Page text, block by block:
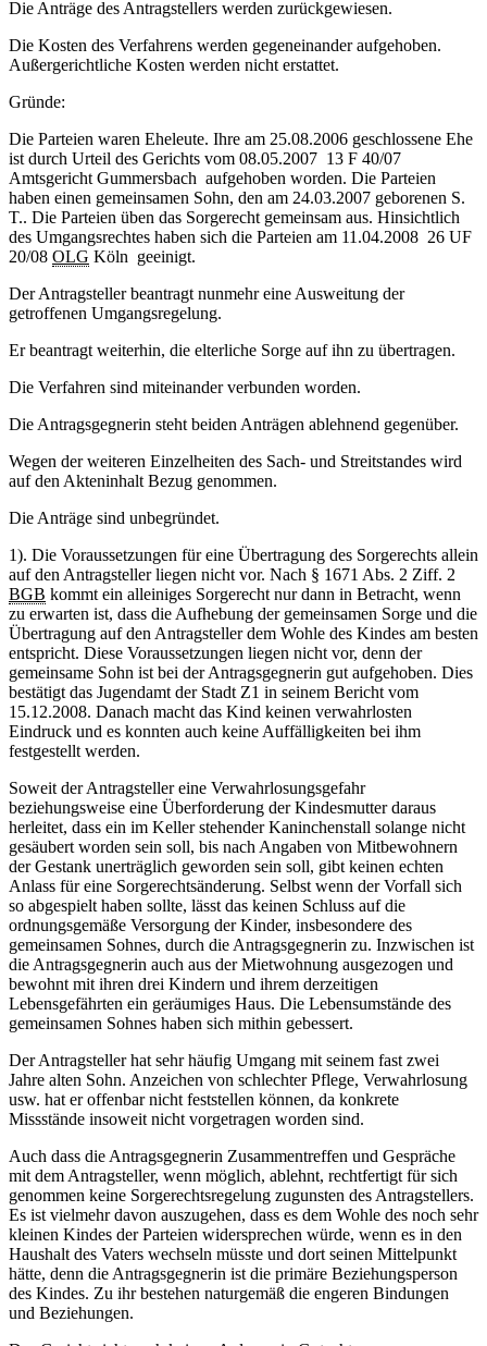
Die Anträge des Antragstellers werden zurückgewiesen.
Die Kosten des Verfahrens werden gegeneinander aufgehoben.
Außergerichtliche Kosten werden nicht erstattet.
Gründe:
Die Parteien waren Eheleute. Ihre am 25.08.2006 geschlossene Ehe
ist durch Urteil des Gerichts vom 08.05.2007 13 F 40/07
Amtsgericht Gummersbach aufgehoben worden. Die Parteien
haben einen gemeinsamen Sohn, den am 24.03.2007 geborenen S.
T.. Die Parteien üben das Sorgerecht gemeinsam aus. Hinsichtlich
des Umgangsrechtes haben sich die Parteien am 11.04.2008 26 UF
20/08 OLG Köln geeinigt.
Der Antragsteller beantragt nunmehr eine Ausweitung der
getroffenen Umgangsregelung.
Er beantragt weiterhin, die elterliche Sorge auf ihn zu übertragen.
Die Verfahren sind miteinander verbunden worden.
Die Antragsgegnerin steht beiden Anträgen ablehnend gegenüber.
Wegen der weiteren Einzelheiten des Sach- und Streitstandes wird
auf den Akteninhalt Bezug genommen.
Die Anträge sind unbegründet.
1). Die Voraussetzungen für eine Übertragung des Sorgerechts allein
auf den Antragsteller liegen nicht vor. Nach § 1671 Abs. 2 Ziff. 2
BGB kommt ein alleiniges Sorgerecht nur dann in Betracht, wenn
zu erwarten ist, dass die Aufhebung der gemeinsamen Sorge und die
Übertragung auf den Antragsteller dem Wohle des Kindes am besten
entspricht. Diese Voraussetzungen liegen nicht vor, denn der
gemeinsame Sohn ist bei der Antragsgegnerin gut aufgehoben. Dies
bestätigt das Jugendamt der Stadt Z1 in seinem Bericht vom
15.12.2008. Danach macht das Kind keinen verwahrlosten
Eindruck und es konnten auch keine Auffälligkeiten bei ihm
festgestellt werden.
Soweit der Antragsteller eine Verwahrlosungsgefahr
beziehungsweise eine Überforderung der Kindesmutter daraus
herleitet, dass ein im Keller stehender Kaninchenstall solange nicht
gesäubert worden sein soll, bis nach Angaben von Mitbewohnern
der Gestank unerträglich geworden sein soll, gibt keinen echten
Anlass für eine Sorgerechtsänderung. Selbst wenn der Vorfall sich
so abgespielt haben sollte, lässt das keinen Schluss auf die
ordnungsgemäße Versorgung der Kinder, insbesondere des
gemeinsamen Sohnes, durch die Antragsgegnerin zu. Inzwischen ist
die Antragsgegnerin auch aus der Mietwohnung ausgezogen und
bewohnt mit ihren drei Kindern und ihrem derzeitigen
Lebensgefährten ein geräumiges Haus. Die Lebensumstände des
gemeinsamen Sohnes haben sich mithin gebessert.
Der Antragsteller hat sehr häufig Umgang mit seinem fast zwei
Jahre alten Sohn. Anzeichen von schlechter Pflege, Verwahrlosung
usw. hat er offenbar nicht feststellen können, da konkrete
Missstände insoweit nicht vorgetragen worden sind.
Auch dass die Antragsgegnerin Zusammentreffen und Gespräche
mit dem Antragsteller, wenn möglich, ablehnt, rechtfertigt für sich
genommen keine Sorgerechtsregelung zugunsten des Antragstellers.
Es ist vielmehr davon auszugehen, dass es dem Wohle des noch sehr
kleinen Kindes der Parteien widersprechen würde, wenn es in den
Haushalt des Vaters wechseln müsste und dort seinen Mittelpunkt
hätte, denn die Antragsgegnerin ist die primäre Beziehungsperson
des Kindes. Zu ihr bestehen naturgemäß die engeren Bindungen
und Beziehungen.